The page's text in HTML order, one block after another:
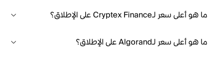
ما هو أعلى سعر لـCryptex Finance على الإطلاق؟
ما هو أعلى سعر لـAlgorand على الإطلاق؟